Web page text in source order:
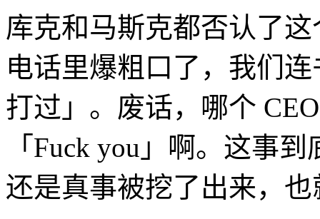
库克和马斯克都否认了
电话里爆粗口了，我们
打过」。废话，哪个
「Fuck you」啊。这事
还是真事被挖了出来，